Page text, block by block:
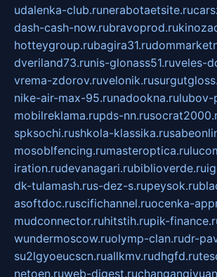
udalenka-club.runerabotaetsite.ru
dash-cash-now.rubravoprod.ru
hotteygroup.rubagira31.ru
dveriland73.runis-glonass51.ruveles-
vrema-zdorov.ruvelonik.ru
nike-air-max-95.runadookna.rulubov-
mobilreklama.rupds-nn.ru
spksochi.rushkola-klassika.ru
mosoblfencing.rumasteroptica.ru
iration.rudevanagari.rubiblioverde.ru
dk-tulamash.rus-dez-s.rupeysok.ru
asoftdoc.ruscifichannel.ruocenka-
mudconnector.ruhitstih.rupik-
wundermoscow.ruolymp-clan.rudr-
su2lgyoeucscn.ruallkmv.rudhgfd.ru
netoen.ruweb-digest.ru